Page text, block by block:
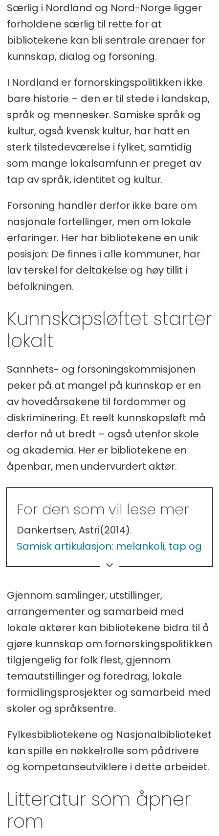
Særlig i Nordland og Nord-Norge ligger
forholdene særlig til rette for at
bibliotekene kan bli sentrale arenaer for
kunnskap, dialog og forsoning.
I Nordland er fornorskingspolitikken ikke
bare historie – den er til stede i landskap,
språk og mennesker. Samiske språk og
kultur, også kvensk kultur, har hatt en
sterk tilstedeværelse i fylket, samtidig
som mange lokalsamfunn er preget av
tap av språk, identitet og kultur.
Forsoning handler derfor ikke bare om
nasjonale fortellinger, men om lokale
erfaringer. Her har bibliotekene en unik
posisjon: De finnes i alle kommuner, har
lav terskel for deltakelse og høy tillit i
befolkningen.
Kunnskapsløftet starter
lokalt
Sannhets- og forsoningskommisjonen
peker på at mangel på kunnskap er en
av hovedårsakene til fordommer og
diskriminering. Et reelt kunnskapsløft må
derfor nå ut bredt – også utenfor skole
og akademia. Her er bibliotekene en
åpenbar, men undervurdert aktør.
For den som vil lese mer
Dankertsen, Astri(2014).
Samisk artikulasjon: melankoli, tap og
forsoning i en (nord)norsk
Universitetet i Nordland].
Hauge, Arne. (2025, 30/1).
Vil hente tilbake det nordlandske
kvenske
. Ruijan Kaiku.
Nordland fylkeskommune.
(2024, 6. september).
Samiske språk i Nordland
Kulturvernforbundet. (2025).
Ofotens historie i et samisk perspektiv
- Temadag for barn -
Finnmark fylkeskommune. (2025, 28.
november).
Gjennom samlinger, utstillinger,
arrangementer og samarbeid med
lokale aktører kan bibliotekene bidra til å
gjøre kunnskap om fornorskingspolitikken
tilgjengelig for folk flest, gjennom
temautstillinger og foredrag, lokale
formidlingsprosjekter og samarbeid med
skoler og språksentre.
Fylkesbibliotekene og Nasjonalbiblioteket
kan spille en nøkkelrolle som pådrivere
og kompetanseutviklere i dette arbeidet.
Litteratur som åpner
rom